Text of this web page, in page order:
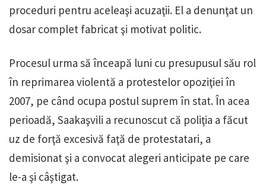
proceduri pentru aceleaşi acuzaţii. El a denunţat un
dosar complet fabricat şi motivat politic.
Procesul urma să înceapă luni cu presupusul său rol
în reprimarea violentă a protestelor opoziţiei în
2007, pe când ocupa postul suprem în stat. În acea
perioadă, Saakaşvili a recunoscut că poliţia a făcut
uz de forţă excesivă faţă de protestatari, a
demisionat şi a convocat alegeri anticipate pe care
le-a şi câştigat.